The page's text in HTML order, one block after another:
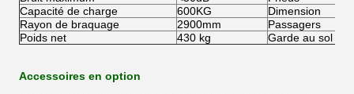
Capacité de charge
600KG
Dimension
Rayon de braquage
2900mm
Passagers
Poids net
430 kg Garde au sol
Accessoires en option